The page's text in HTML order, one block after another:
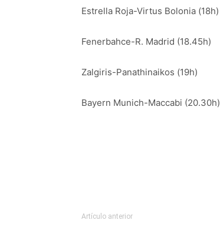
Estrella Roja-Virtus Bolonia (18h)
Fenerbahce-R. Madrid (18.45h)
Zalgiris-Panathinaikos (19h)
Bayern Munich-Maccabi (20.30h)
Artículo anterior